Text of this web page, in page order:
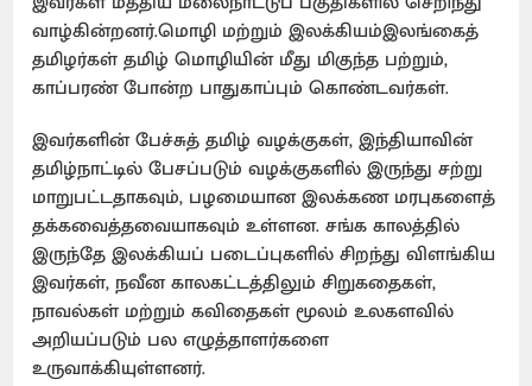
வாழ்கின்றனர்.மொழி மற்றும் இலக்கியம்இலங்கைத்
தமிழர்கள் தமிழ் மொழியின் மீது மிகுந்த பற்றும்,
காப்பரண் போன்ற பாதுகாப்பும் கொண்டவர்கள்.
இவர்களின் பேச்சுத் தமிழ் வழக்குகள், இந்தியாவின்
தமிழ்நாட்டில் பேசப்படும் வழக்குகளில் இருந்து சற்று
மாறுபட்டதாகவும், பழமையான இலக்கண மரபுகளைத்
தக்கவைத்தவையாகவும் உள்ளன. சங்க காலத்தில்
இருந்தே இலக்கியப் படைப்புகளில் சிறந்து விளங்கிய
இவர்கள், நவீன காலகட்டத்திலும் சிறுகதைகள்,
நாவல்கள் மற்றும் கவிதைகள் மூலம் உலகளவில்
அறியப்படும் பல எழுத்தாளர்களை
உருவாக்கியுள்ளனர்.